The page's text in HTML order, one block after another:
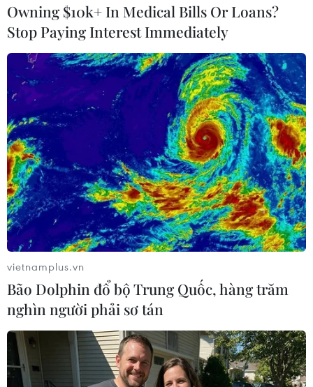
Xạ thủ của Azerbaijan. (Ảnh: Trend.az)
Owning $10k+ In Medical Bills Or Loans?
Stop Paying Interest Immediately
vietnamplus.vn
Bão Dolphin đổ bộ Trung Quốc, hàng trăm
nghìn người phải sơ tán